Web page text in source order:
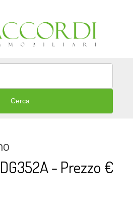
Cerca
- Prezzo €